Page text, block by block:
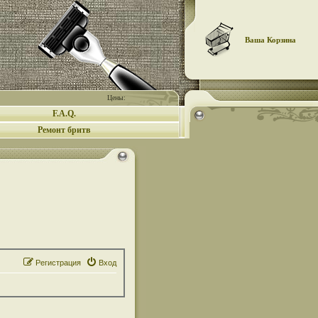
Цены:
Ваша Корзина
F.A.Q.
Ремонт бритв
Вход
Регистрация